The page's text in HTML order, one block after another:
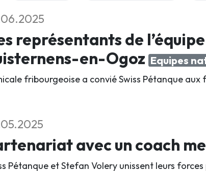
représentants de
en-Ogoz Equipes
fribourgeoise a convié Swiss Pétanque
avec un coach
Pétanque et Stefan Volery unissent leurs